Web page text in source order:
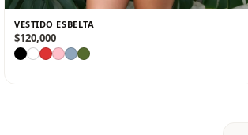
VESTIDO ESBELTA
$120,000